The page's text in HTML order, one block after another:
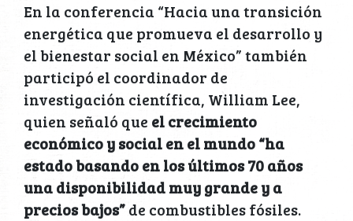
En la conferencia “Hacia una transición
energética que promueva el desarrollo y
el bienestar social en México” también
participó el coordinador de
investigación científica, William Lee,
quien señaló que el crecimiento
económico y social en el mundo “ha
estado basando en los últimos 70 años
una disponibilidad muy grande y a
precios bajos”de combustibles fósiles.